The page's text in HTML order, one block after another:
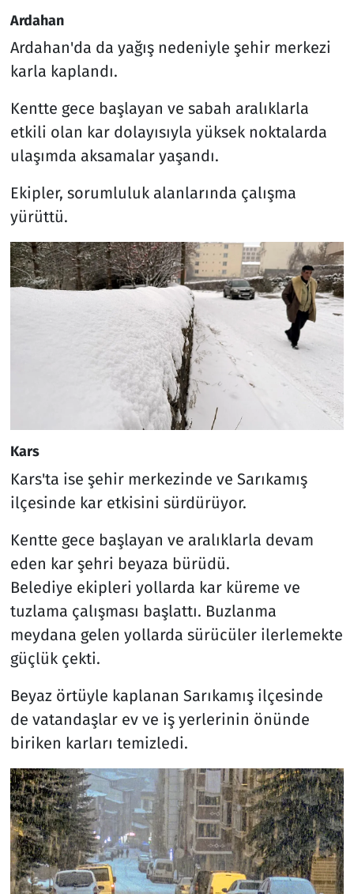
Ardahan
Ardahan'da da yağış nedeniyle şehir merkezi
karla kaplandı.
Kentte gece başlayan ve sabah aralıklarla
etkili olan kar dolayısıyla yüksek noktalarda
ulaşımda aksamalar yaşandı.
Ekipler, sorumluluk alanlarında çalışma
yürüttü.
Kars
Kars'ta ise şehir merkezinde ve Sarıkamış
ilçesinde kar etkisini sürdürüyor.
Kentte gece başlayan ve aralıklarla devam
eden kar şehri beyaza bürüdü.
Belediye ekipleri yollarda kar küreme ve
tuzlama çalışması başlattı. Buzlanma
meydana gelen yollarda sürücüler ilerlemekte
güçlük çekti.
Beyaz örtüyle kaplanan Sarıkamış ilçesinde
de vatandaşlar ev ve iş yerlerinin önünde
biriken karları temizledi.